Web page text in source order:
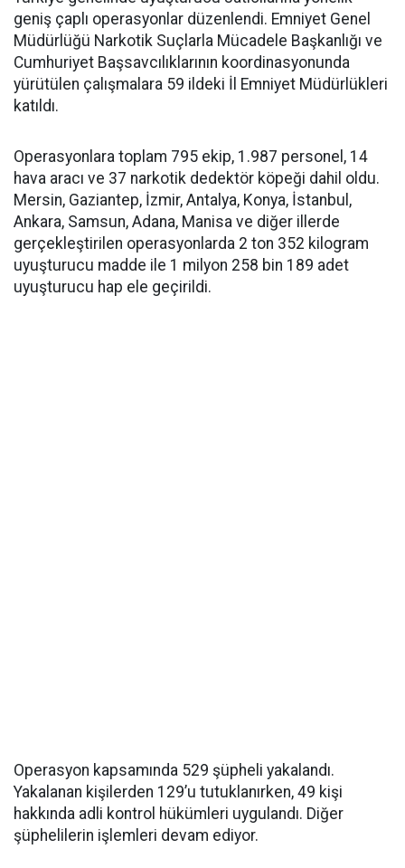
geniş çaplı operasyonlar düzenlendi. Emniyet Genel
Müdürlüğü Narkotik Suçlarla Mücadele Başkanlığı ve
Cumhuriyet Başsavcılıklarının koordinasyonunda
yürütülen çalışmalara 59 ildeki İl Emniyet Müdürlükleri
katıldı.
Operasyonlara toplam 795 ekip, 1.987 personel, 14
hava aracı ve 37 narkotik dedektör köpeği dahil oldu.
Mersin, Gaziantep, İzmir, Antalya, Konya, İstanbul,
Ankara, Samsun, Adana, Manisa ve diğer illerde
gerçekleştirilen operasyonlarda 2 ton 352 kilogram
uyuşturucu madde ile 1 milyon 258 bin 189 adet
uyuşturucu hap ele geçirildi.
Operasyon kapsamında 529 şüpheli yakalandı.
Yakalanan kişilerden 129’u tutuklanırken, 49 kişi
hakkında adli kontrol hükümleri uygulandı. Diğer
şüphelilerin işlemleri devam ediyor.